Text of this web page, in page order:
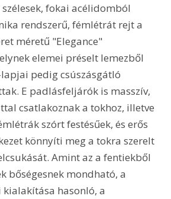
fokai acélidomból
rendszerű, fémlétrát rejt a
méretű "Elegance"
elemei préselt lemezből
pedig csúszásgátló
E padlásfeljárók is masszív,
csatlakoznak a tokhoz, illetve
szórt festésűek, és erős
könnyíti meg a tokra szerelt
Amint az a fentiekből
bőségesnek mondható, a
hasonló, a